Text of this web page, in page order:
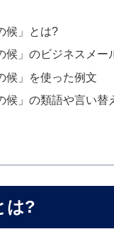
候」とは?
候」のビジネスメ
候」を使った例文
候」の類語や言い替
は?